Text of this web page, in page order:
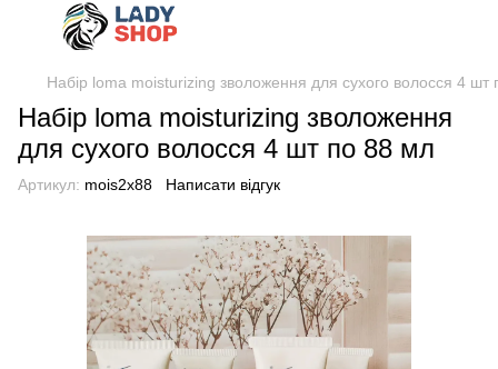
Набір loma moisturizing зволоження для сухого волосся 4 шт
Набір loma moisturizing зволоження
для сухого волосся 4 шт по 88 мл
Артикул: mois2х88 Написати відгук